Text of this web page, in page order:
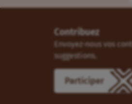
Contribuez
Envoyez-nous vos
suggestions.
Participer